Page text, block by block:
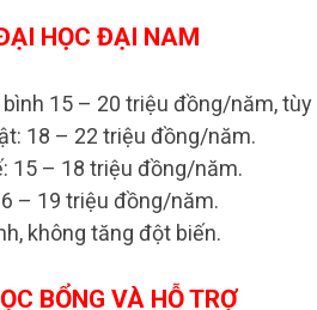
HỌC ĐẠI NAM
15 – 20 triệu đồng/năm, tùy
18 – 22 triệu đồng/năm.
15 – 18 triệu đồng/năm.
– 19 triệu đồng/năm.
không tăng đột biến.
BỔNG VÀ HỖ TRỢ